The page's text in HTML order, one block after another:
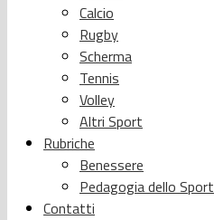
Calcio
Rugby
Scherma
Tennis
Volley
Altri Sport
Rubriche
Benessere
Pedagogia dello Sport
Contatti